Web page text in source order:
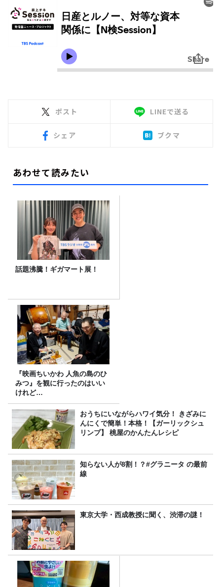
ポスト LINEで送る
シェア ブクマ
あわせて読みたい
話題沸騰！ギガマート展！
『映画ちいかわ 人魚の島のひ
みつ』を観に行ったのはいい
けれど…
おうちにいながらハワイ気分！ きざみに
んにくで簡単！本格！【ガーリックシュ
リンプ】 桃屋のかんたんレシピ
知らない人が8割！？#グラニータ の最前
線
東京大学・西成教授に聞く、渋滞の謎！